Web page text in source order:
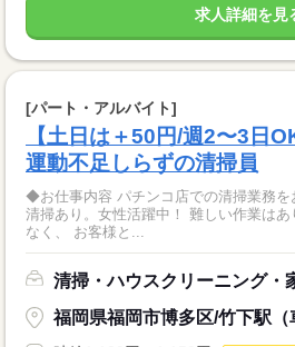
求人詳細を見
[パート・アルバイト]
【土日は＋50円/週2〜3日
運動不足しらずの清掃員
◆お仕事内容 パチンコ店での清掃業務
清掃あり。女性活躍中！ 難しい作業はありません。 接客はほとんど
なく、 お客様と...
清掃・ハウスクリーニング・
福岡県福岡市博多区/竹下駅（